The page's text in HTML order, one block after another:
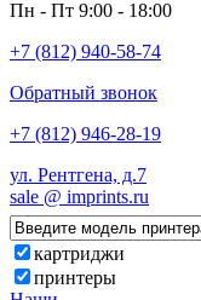
Пн - Пт 9:00 - 18:00
+7 (812) 940-58-74
Обратный звонок
+7 (812) 946-28-19
ул. Рентгена, д.7
sale @ imprints.ru
картриджи
принтеры